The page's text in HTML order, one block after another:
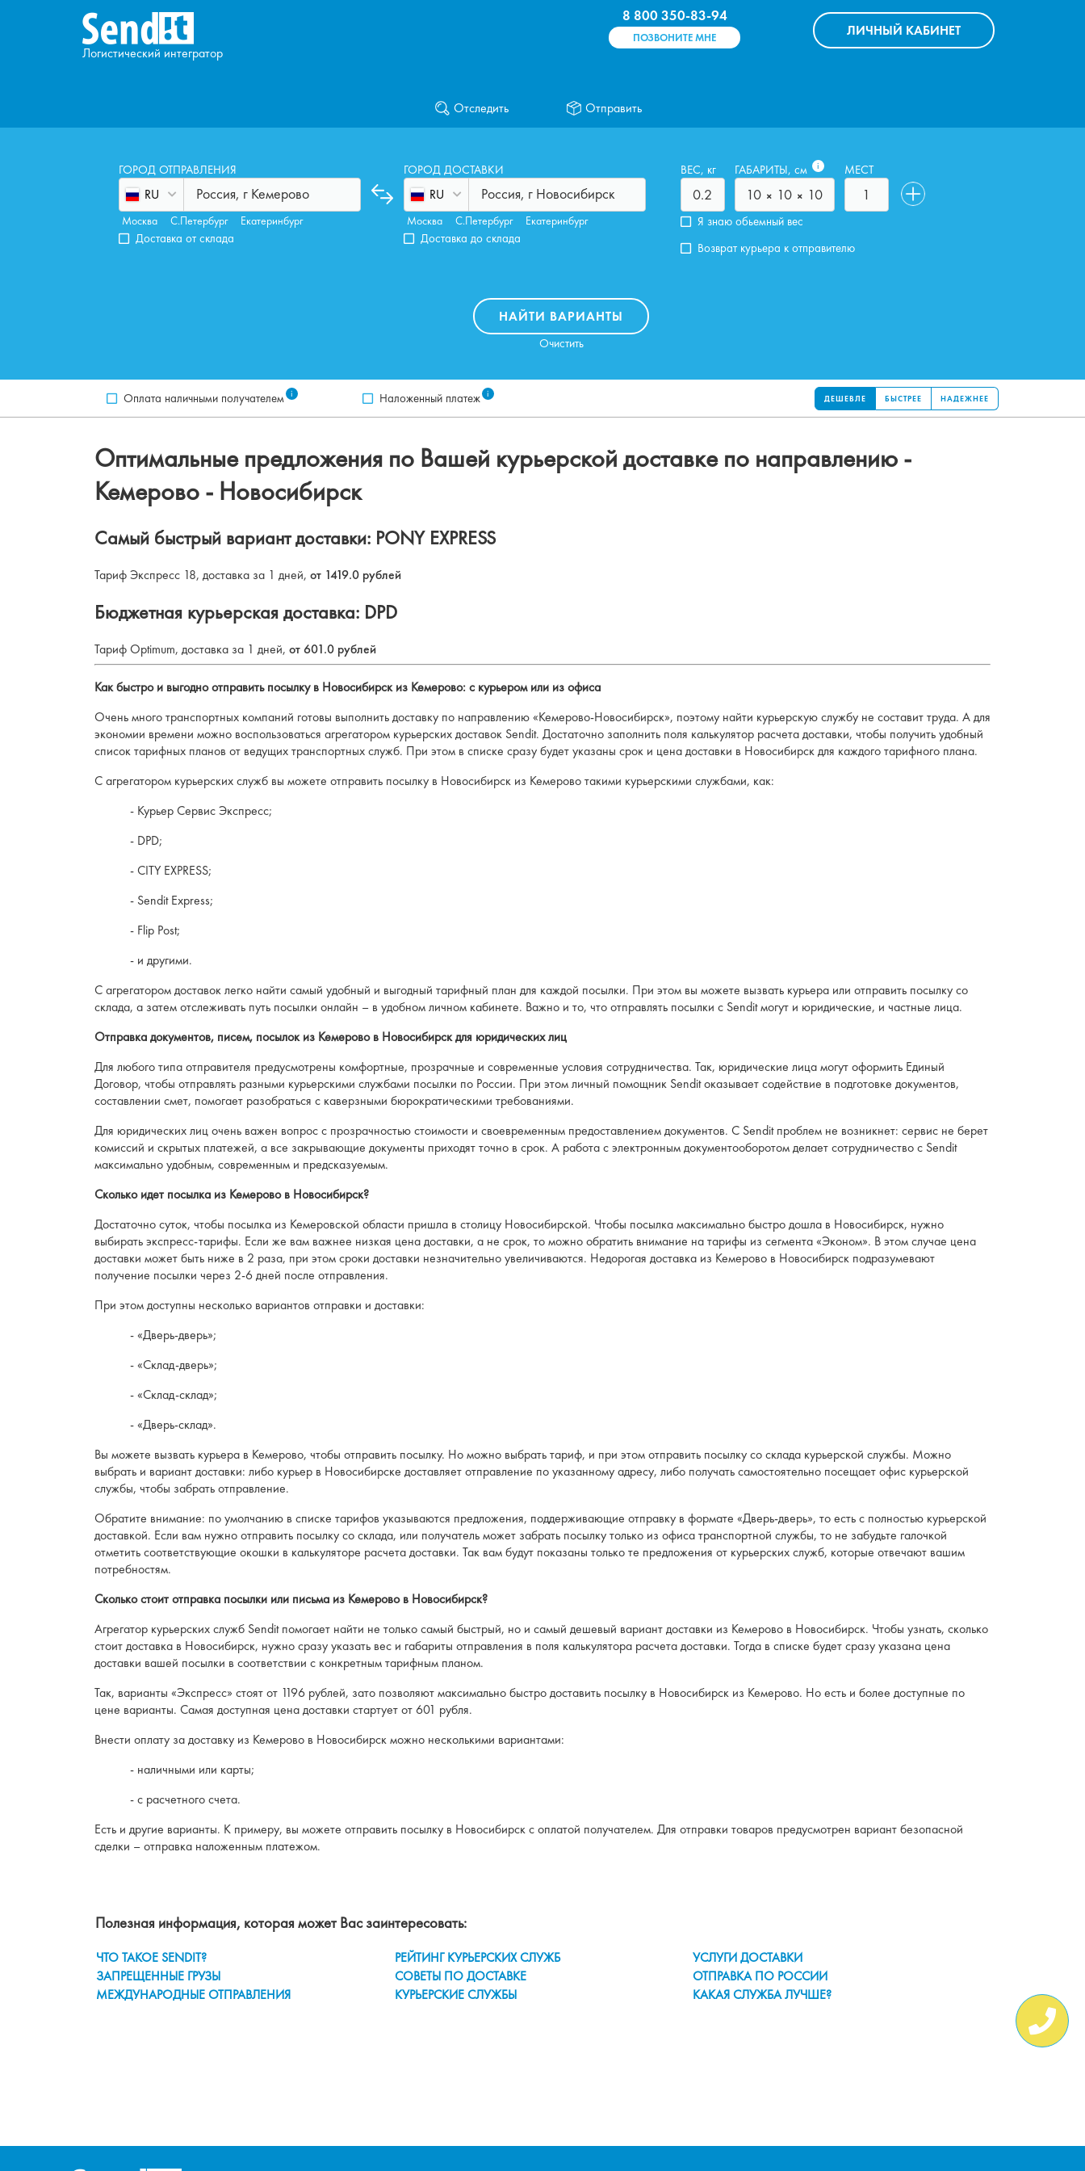
8 800 350-83-94
ПОЗВОНИТЕ МНЕ ЛИЧНЫЙ КАБИНЕТ
Логистический интегратор
Отследить Отправить
ГОРОД ОТПРАВЛЕНИЯ
RU Россия, г Кемерово
Москва С.Петербург Екатеринбург
Доставка от склада
ГОРОД ДОСТАВКИ
RU Россия, г Новосибирск
Москва С.Петербург Екатеринбург
Доставка до склада
ВЕС, кг ГАБАРИТЫ, см i МЕСТ
Я знаю обьемный вес
Возврат курьера к отправителю
НАЙТИ ВАРИАНТЫ
Очистить
Оплата наличными получателем i Наложенный платеж i ДЕШЕВЛЕ БЫСТРЕЕ НАДЕЖНЕЕ
Оптимальные предложения по Вашей курьерской доставке по направлению -
Кемерово- Новосибирск
Самый быстрый вариант доставки: PONY EXPRESS
Тариф Экспресс 18, доставка за 1 дней, от 1419.0 рублей
Бюджетная курьерская доставка: DPD
Тариф Optimum, доставка за 1 дней, от 601.0 рублей
Как быстро и выгодно отправить посылку в Новосибирск из Кемерово: с курьером или из офиса
Очень много транспортных компаний готовы выполнить доставку по направлению «Кемерово-Новосибирск», поэтому найти курьерскую службу не составит труда. А для
экономии времени можно воспользоваться агрегатором курьерских доставок Sendit. Достаточно заполнить поля калькулятор расчета доставки, чтобы получить удобный
список тарифных планов от ведущих транспортных служб. При этом в списке сразу будет указаны срок и цена доставки в Новосибирск для каждого тарифного плана.
С агрегатором курьерских служб вы можете отправить посылку в Новосибирск из Кемерово такими курьерскими службами, как:
- Курьер Сервис Экспресс;
- DPD;
- CITY EXPRESS;
- Sendit Express;
- Flip Post;
- и другими.
С агрегатором доставок легко найти самый удобный и выгодный тарифный план для каждой посылки. При этом вы можете вызвать курьера или отправить посылку со
склада, а затем отслеживать путь посылки онлайн – в удобном личном кабинете. Важно и то, что отправлять посылки с Sendit могут и юридические, и частные лица.
Отправка документов, писем, посылок из Кемерово в Новосибирск для юридических лиц
Для любого типа отправителя предусмотрены комфортные, прозрачные и современные условия сотрудничества. Так, юридические лица могут оформить Единый
Договор, чтобы отправлять разными курьерскими службами посылки по России. При этом личный помощник Sendit оказывает содействие в подготовке документов,
составлении смет, помогает разобраться с каверзными бюрократическими требованиями.
Для юридических лиц очень важен вопрос с прозрачностью стоимости и своевременным предоставлением документов. С Sendit проблем не возникнет: сервис не берет
комиссий и скрытых платежей, а все закрывающие документы приходят точно в срок. А работа с электронным документооборотом делает сотрудничество с Sendit
максимально удобным, современным и предсказуемым.
Сколько идет посылка из Кемерово в Новосибирск?
Достаточно суток, чтобы посылка из Кемеровской области пришла в столицу Новосибирской. Чтобы посылка максимально быстро дошла в Новосибирск, нужно
выбирать экспресс-тарифы. Если же вам важнее низкая цена доставки, а не срок, то можно обратить внимание на тарифы из сегмента «Эконом». В этом случае цена
доставки может быть ниже в 2 раза, при этом сроки доставки незначительно увеличиваются. Недорогая доставка из Кемерово в Новосибирск подразумевают
получение посылки через 2-6 дней после отправления.
При этом доступны несколько вариантов отправки и доставки:
- «Дверь-дверь»;
- «Склад-дверь»;
- «Склад-склад»;
- «Дверь-склад».
Вы можете вызвать курьера в Кемерово, чтобы отправить посылку. Но можно выбрать тариф, и при этом отправить посылку со склада курьерской службы. Можно
выбрать и вариант доставки: либо курьер в Новосибирске доставляет отправление по указанному адресу, либо получать самостоятельно посещает офис курьерской
службы, чтобы забрать отправление.
Обратите внимание: по умолчанию в списке тарифов указываются предложения, поддерживающие отправку в формате «Дверь-дверь», то есть с полностью курьерской
доставкой. Если вам нужно отправить посылку со склада, или получатель может забрать посылку только из офиса транспортной службы, то не забудьте галочкой
отметить соответствующие окошки в калькуляторе расчета доставки. Так вам будут показаны только те предложения от курьерских служб, которые отвечают вашим
потребностям.
Сколько стоит отправка посылки или письма из Кемерово в Новосибирск?
Агрегатор курьерских служб Sendit помогает найти не только самый быстрый, но и самый дешевый вариант доставки из Кемерово в Новосибирск. Чтобы узнать, сколько
стоит доставка в Новосибирск, нужно сразу указать вес и габариты отправления в поля калькулятора расчета доставки. Тогда в списке будет сразу указана цена
доставки вашей посылки в соответствии с конкретным тарифным планом.
Так, варианты «Экспресс» стоят от 1196 рублей, зато позволяют максимально быстро доставить посылку в Новосибирск из Кемерово. Но есть и более доступные по
цене варианты. Самая доступная цена доставки стартует от 601 рубля.
Внести оплату за доставку из Кемерово в Новосибирск можно несколькими вариантами:
- наличными или карты;
- с расчетного счета.
Есть и другие варианты. К примеру, вы можете отправить посылку в Новосибирск с оплатой получателем. Для отправки товаров предусмотрен вариант безопасной
сделки – отправка наложенным платежом.
Полезная информация, которая может Вас заинтересовать:
ЧТО ТАКОЕ SENDIT? РЕЙТИНГ КУРЬЕРСКИХ СЛУЖБ
УСЛУГИ ДОСТАВКИ
ЗАПРЕЩЕННЫЕ ГРУЗЫ
СОВЕТЫ ПО ДОСТАВКЕ
ОТПРАВКА ПО РОССИИ
МЕЖДУНАРОДНЫЕ ОТПРАВЛЕНИЯ
КУРЬЕРСКИЕ СЛУЖБЫ КАКАЯ СЛУЖБА ЛУЧШЕ?